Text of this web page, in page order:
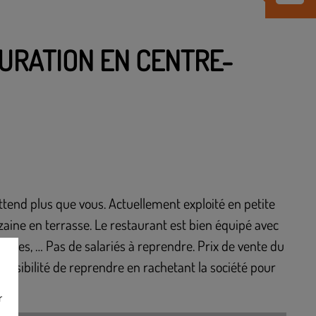
EN CENTRE-
plus que vous. Actuellement exploité en petite
en terrasse. Le restaurant est bien équipé avec
… Pas de salariés à reprendre. Prix de vente du
de reprendre en rachetant la société pour